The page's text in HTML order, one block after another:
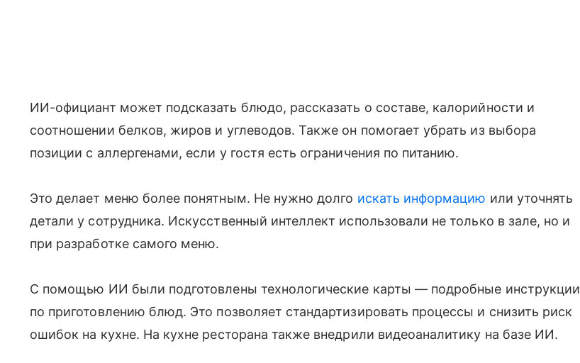
ИИ-официант может подсказать блюдо, рассказать о составе, калорийности и
соотношении белков, жиров и углеводов. Также он помогает убрать из выбора
позиции с аллергенами, если у гостя есть ограничения по питанию.
Это делает меню более понятным. Не нужно долго искать информацию или уточнять
детали у сотрудника. Искусственный интеллект использовали не только в зале, но и
при разработке самого меню.
С помощью ИИ были подготовлены технологические карты — подробные инструкции
по приготовлению блюд. Это позволяет стандартизировать процессы и снизить риск
ошибок на кухне. На кухне ресторана также внедрили видеоаналитику на базе ИИ.